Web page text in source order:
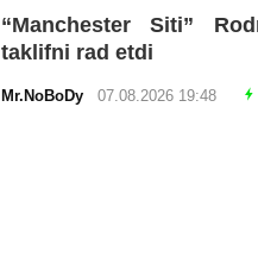
“Manchester Siti”
taklifni rad etdi
Mr.NoBoDy 07.08.2026 19:48